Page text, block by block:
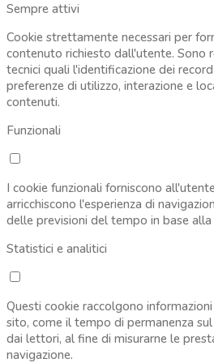
Sempre attivi
Cookie strettamente necessari per
contenuto richiesto dall'utente. Sono
tecnici quali l'identificazione dei
preferenze di utilizzo, interazione e
contenuti.
Funzionali
I cookie funzionali forniscono
arricchiscono l'esperienza di
delle previsioni del tempo in base
Statistici e analitici
Questi cookie raccolgono
sito, come il tempo di permanenza
dai lettori, al fine di misurarne le
navigazione.